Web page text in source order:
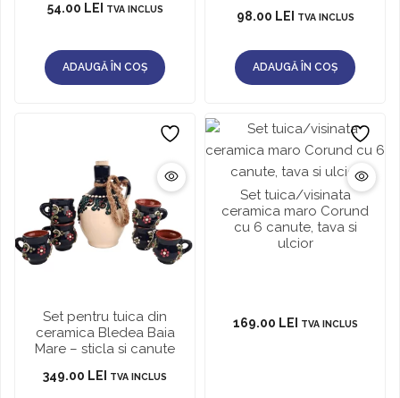
54.00 LEI TVA INCLUS
ADAUGĂ ÎN COȘ
98.00 LEI TVA INCLUS
ADAUGĂ ÎN COȘ
Set pentru tuica din
ceramica Bledea Baia
Mare – sticla si canute
349.00 LEI TVA INCLUS
Set tuica/visinata
ceramica maro Corund
cu 6 canute, tava si
ulcior
169.00 LEI TVA INCLUS